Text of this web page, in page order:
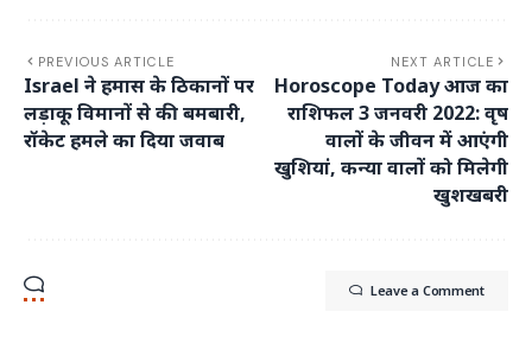
PREVIOUS ARTICLE
Israel ने हमास के ठिकानों पर
लड़ाकू विमानों से की बमबारी,
रॉकेट हमले का दिया जवाब
NEXT ARTICLE
Horoscope Today आज का
राशिफल 3 जनवरी 2022: वृष
वालों के जीवन में आएंगी
खुशियां, कन्या वालों को मिलेगी
खुशखबरी
Leave a Comment